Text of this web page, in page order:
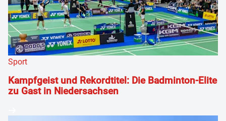
Sport
Kampfgeist und Rekordtitel: Die Badminton-Elite
zu Gast in Niedersachsen